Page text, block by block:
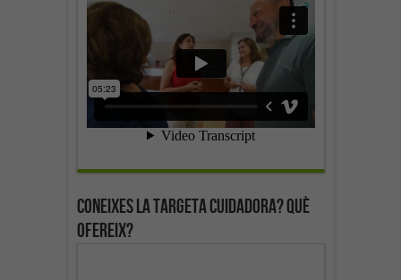
Coneixes la targeta cuidadora? Què
ofereix?